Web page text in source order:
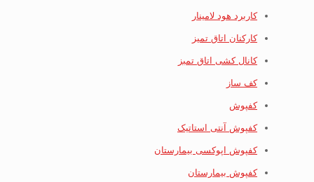
کاربرد هود لامینار
کارکنان اتاق تمیز
کانال کشی اتاق تمبز
کف ساز
کفپوش
کفپوش آنتی استاتیک
کفپوش اپوکسی بیمارستان
کفپوش بیمارستان